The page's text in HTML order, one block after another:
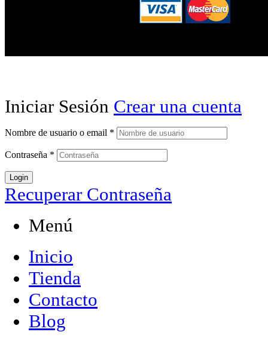
Iniciar Sesión Crear una cuenta
Nombre de usuario o email *
Contraseña *
Login
Recuperar Contraseña
Menú
Inicio
Tienda
Contacto
Blog